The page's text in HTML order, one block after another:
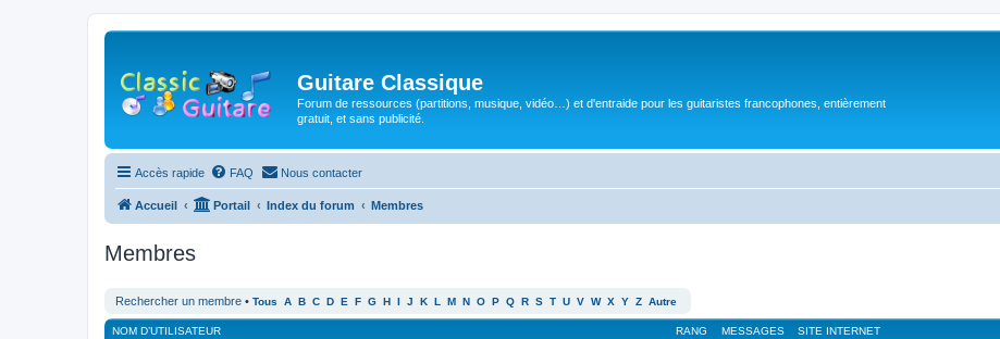
Guitare Classique
Forum de ressources (partitions, musique, vidéo…) et d'entraide pour les guitaristes francophones, entièrement
gratuit, et sans publicité.
Accès rapide FAQ Nous contacter
Accueil Portail Index du forum Membres
Membres
Rechercher un membre • Tous A B C D E F G H I J K L M N O P Q R S T U V W X Y Z Autre
RANG
NOM D’UTILISATEUR MESSAGES SITE INTERNET